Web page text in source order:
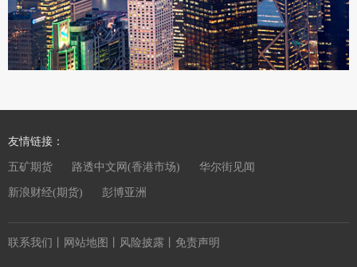
友情链接：
五矿期货 路透中文网(香港市场) 华尔街见闻
新浪财经(期货) 彭博亚洲
联系我们 网站地图 风险披露 免责声明